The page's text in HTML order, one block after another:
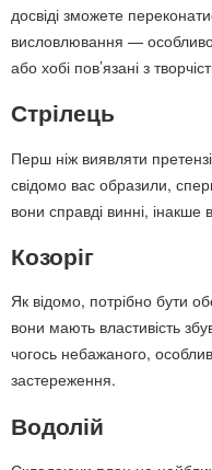
досвіді зможете
висловлювання —
або хобі пов’язані з
Стрілець
Перш ніж виявляти
свідомо вас образили,
вони справді винні,
Козоріг
Як відомо, потрібно бути
вони мають властивість
чогось небажаного,
застереження.
Водолій